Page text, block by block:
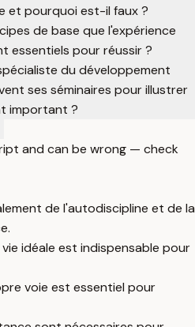
et pourquoi est-il faux ?
de base que l'expérience
essentiels pour réussir ?
du développement
ses séminaires pour illustrer
important ?
and can be wrong — check
de l'autodiscipline et de la
idéale est indispensable pour
voie est essentiel pour